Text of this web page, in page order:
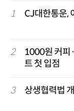
1 CJ대한통운,
2
1000원 커
트 첫 입점
3 상생협력법